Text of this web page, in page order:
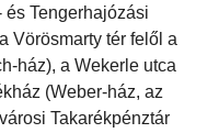
Tengerhajózási
Vörösmarty tér felől a
ház), a Wekerle utca
(Weber-ház, az
Takarékpénztár